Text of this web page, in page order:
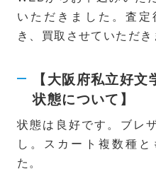
いただきました。査
き、買取させていただき
【大阪府私立好
状態について】
状態は良好です。ブレ
し。スカート複数種
た。